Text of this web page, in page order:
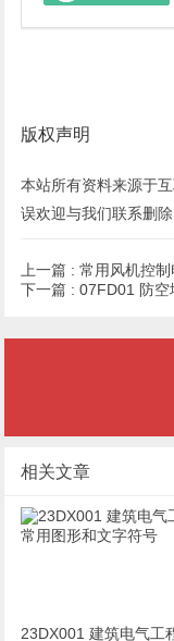
版权声明
本站所有资料来源于
误欢迎与我们联系删除
上一篇 : 常用风机控
下一篇 : 07FD01 防空
相关文章
23DX001 建筑电气工